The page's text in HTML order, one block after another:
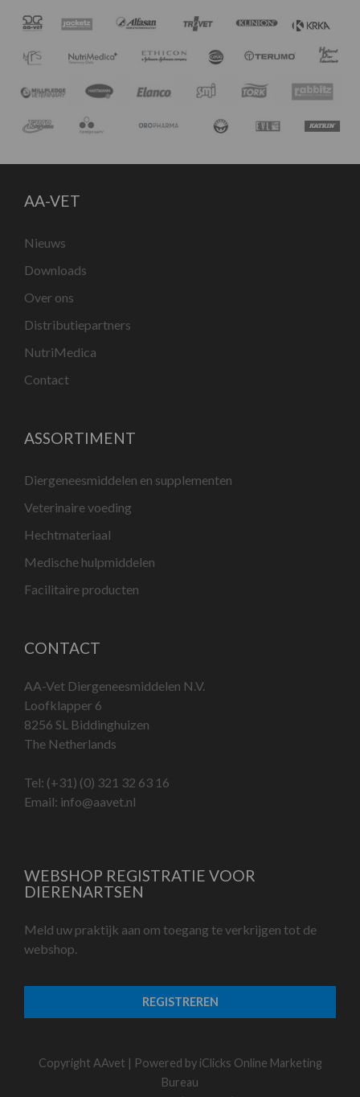
AA-VET
Nieuws
Downloads
Over ons
Distributiepartners
NutriMedica
Contact
ASSORTIMENT
Diergeneesmiddelen en supplementen
Veterinaire voeding
Hechtmateriaal
Medische hulpmiddelen
Facilitaire producten
CONTACT
AA-Vet Diergeneesmiddelen N.V.
Loofklapper 6
8256 SL Biddinghuizen
The Netherlands
Tel: (+31) (0) 321 32 63 16
Email: info@aavet.nl
WEBSHOP REGISTRATIE VOOR
DIERENARTSEN
Meld uw praktijk aan om toegang te verkrijgen tot de
webshop.
REGISTREREN
Copyright AAvet | Powered by iClicks Online Marketing
Bureau